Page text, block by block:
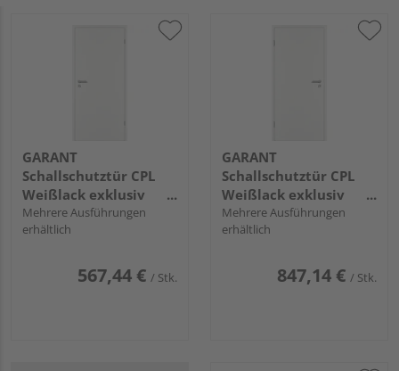
GARANT
Schallschutztür CPL
Weißlack exklusiv
ähnlich RAL 9016 DA
Vollspan KK3 SSK1
Mehrere Ausführungen
erhältlich
567,44 € / Stk.
GARANT
Schallschutztür CPL
Weißlack exklusiv
ähnlich RAL 9016 DA
Spezial-/
Mehrere Ausführungen
erhältlich
847,14 € / Stk.